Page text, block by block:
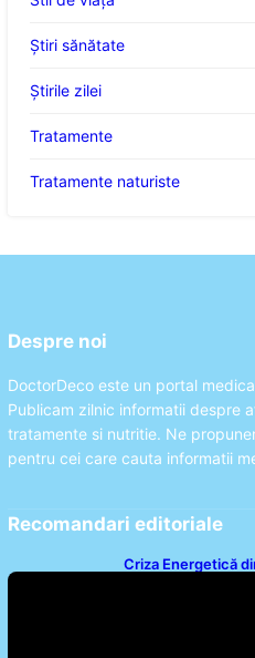
Ştiri sănătate
Știrile zilei
Tratamente
Tratamente naturiste
Despre noi
DoctorDeco este un portal
Publicam zilnic informatii despre
tratamente si nutritie. Ne
pentru cei care cauta informatii
Recomandari editoriale
Criza Energetică